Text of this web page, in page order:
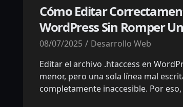
Cómo Editar
WordPress Sin Romper
08/07/2025
Desarrollo Web
Editar el archivo .htaccess en
menor, pero una sola línea mal
completamente inaccesible. Por